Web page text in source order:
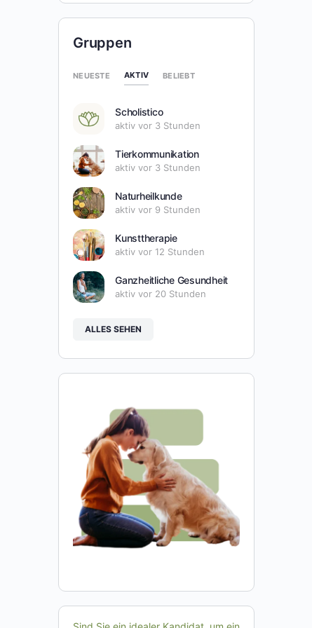
Gruppen
NEUESTE AKTIV BELIEBT
Scholistico
aktiv vor 3 Stunden
Tierkommunikation
aktiv vor 3 Stunden
Naturheilkunde
aktiv vor 9 Stunden
Kunsttherapie
aktiv vor 12 Stunden
Ganzheitliche Gesundheit
aktiv vor 20 Stunden
ALLES SEHEN